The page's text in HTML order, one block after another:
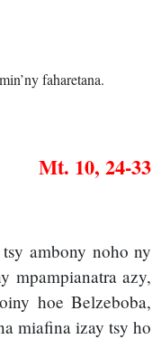
faharetana.
Mt. 10, 24-33
ambony noho ny
mpampianatra azy,
hoe Belzeboba,
miafina izay tsy ho